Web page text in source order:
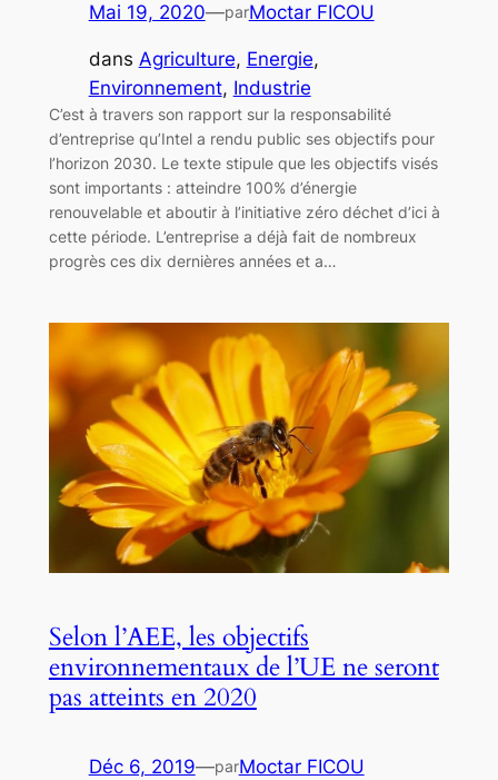
Mai 19, 2020—parMoctar FICOU
dans Agriculture, Energie
Environnement, Industrie
C’est à travers son rapport sur la responsabilité
d’entreprise qu’Intel a rendu public ses objectifs pour
l’horizon 2030. Le texte stipule que les objectifs visés
sont importants : atteindre 100% d’énergie
renouvelable et aboutir à l’initiative zéro déchet d’ici à
cette période. L’entreprise a déjà fait de nombreux
progrès ces dix dernières années et a…
Selon l’AEE, les objectifs
environnementaux de l’UE ne seront
pas atteints en 2020
Déc 6, 2019—parMoctar FICOU